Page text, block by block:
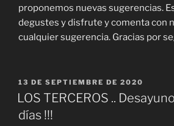
proponemos nuevas sugerencias.
degustes y disfrute y comenta con
cualquier sugerencia. Gracias por
PUBLICADO
EL
13 DE SEPTIEMBRE DE 2020
LOS TERCEROS ..
días !!!